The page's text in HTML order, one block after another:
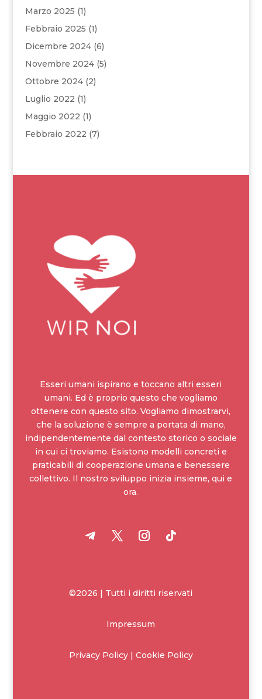
Marzo 2025 (1)
Febbraio 2025 (1)
Dicembre 2024(6)
Novembre 2024(5)
Ottobre 2024(2)
Luglio 2022 (1)
Maggio 2022 (1)
Febbraio 2022 (7)
Esseri umani ispirano e toccano altri esseri
umani. Ed è proprio questo che vogliamo
ottenere con questo sito. Vogliamo dimostrarvi,
che la soluzione è sempre a portata di mano,
indipendentemente dal contesto storico o sociale
in cui ci troviamo. Esistono modelli concreti e
praticabili di cooperazione umana e benessere
collettivo. Il nostro sviluppo inizia insieme, qui e
ora.
©2026 | Tutti i diritti riservati
Impressum
Privacy Policy | Cookie Policy